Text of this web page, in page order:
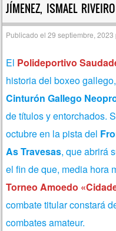
JÍMENEZ, ISMAEL
Publicado el29 septiembre, 2023
El Polideportivo
historia del boxeo
Cinturón Gallego
de títulos y entorchados.
octubre en la pista del
As Travesas, que abrirá
el fin de que, media hora
Torneo Amoedo
combate titular constará
combates amateur.